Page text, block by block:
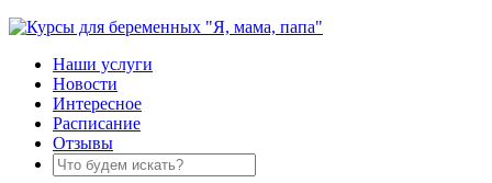
Наши услуги
Новости
Интересное
Расписание
Отзывы